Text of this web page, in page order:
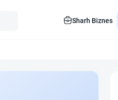
Sharh Biznes